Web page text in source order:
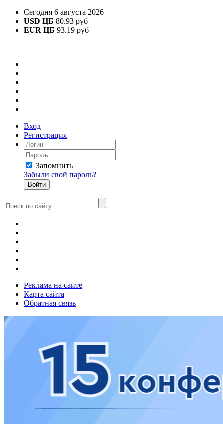
Сегодня 6 августа 2026
USD ЦБ 80.93 руб
EUR ЦБ 93.19 руб
Вход
Регистрация
Запомнить
Забыли свой пароль?
Реклама на сайте
Карта сайта
Обратная связь